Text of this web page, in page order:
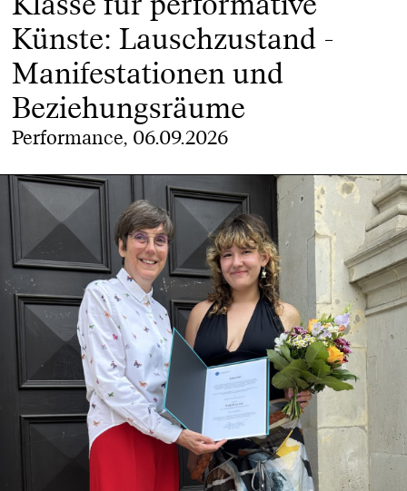
Künste: Lauschzustand -
Manifestationen und
Beziehungsräume
Performance, 06.09.2026